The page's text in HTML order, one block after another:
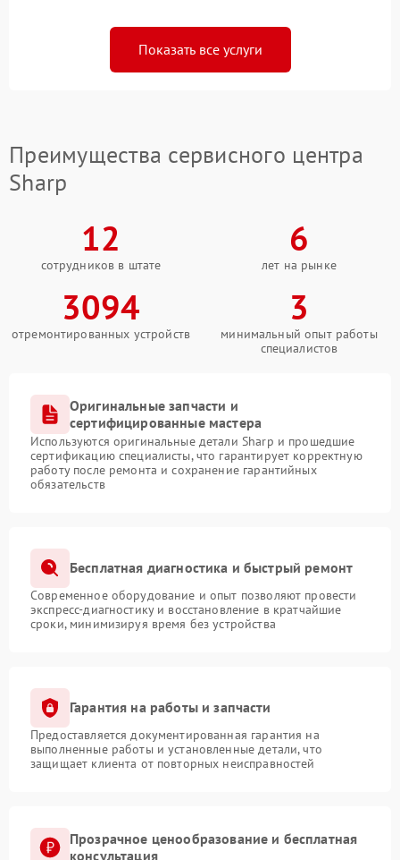
Показать все услуги
Преимущества сервисного центра
Sharp
12
сотрудников в штате
6
лет на рынке
3094
отремонтированных устройств
3
минимальный опыт работы
специалистов
Оригинальные запчасти и
сертифицированные мастера
Используются оригинальные детали Sharp и прошедшие
сертификацию специалисты, что гарантирует корректную
работу после ремонта и сохранение гарантийных
обязательств
Бесплатная диагностика и быстрый ремонт
Современное оборудование и опыт позволяют провести
экспресс-диагностику и восстановление в кратчайшие
сроки, минимизируя время без устройства
Гарантия на работы и запчасти
Предоставляется документированная гарантия на
выполненные работы и установленные детали, что
защищает клиента от повторных неисправностей
Прозрачное ценообразование и бесплатная
консультация